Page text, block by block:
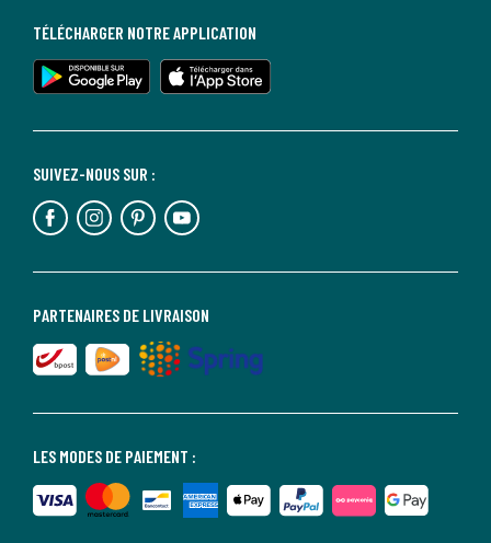
LES MODES DE PAIEMENT :
PARTENAIRES DE LIVRAISON
SUIVEZ-NOUS SUR :
TÉLÉCHARGER NOTRE APPLICATION